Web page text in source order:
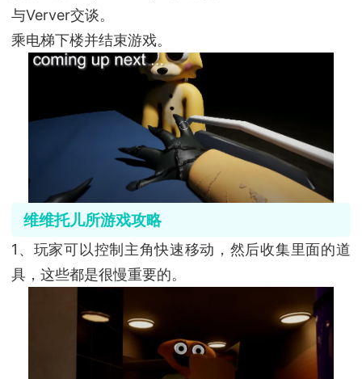
与Verver交谈。
乘电梯下楼并结束游戏。
维维托儿所游戏攻略
1、玩家可以控制主角快速移动，然后收集里面的道
具，这些都是很慢重要的。